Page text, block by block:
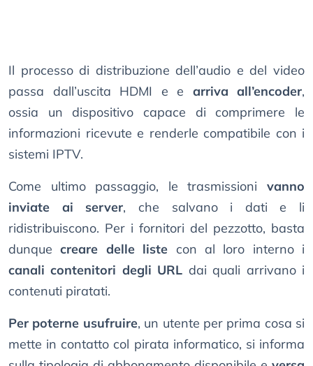
Il processo di distribuzione dell’audio e del video
passa dall’uscita HDMI e e arriva all’encoder,
ossia un dispositivo capace di comprimere le
informazioni ricevute e renderle compatibile con i
sistemi IPTV.
Come ultimo passaggio, le trasmissioni vanno
inviate ai server, che salvano i dati e li
ridistribuiscono. Per i fornitori del pezzotto, basta
dunquecreare delle liste con al loro interno i
canali contenitori degli URL dai quali arrivano i
contenuti piratati.
Per poterne usufruire, un utente per prima cosa si
mette in contatto col pirata informatico, si informa